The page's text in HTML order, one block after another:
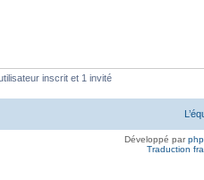
inscrit et 1 invité
Développé par
Traduction